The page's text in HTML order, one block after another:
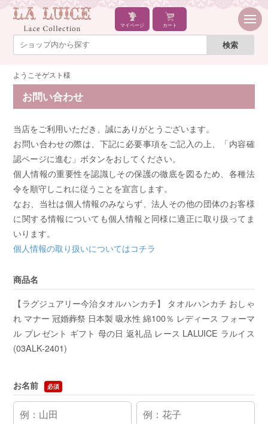
マイページ カート
ようこそゲスト様
お問い合わせ
当店をご利用いただき、誠にありがとうございます。
お問い合わせの際は、下記に必要事項をご記入の上、「内容確
認ページに進む」ボタンをおしてください。
個人情報の重要性を認識しその保護の徹底を図るため、各種法
令を順守しこれに従うことを宣言します。
なお、当社は個人情報のみならず、法人その他の団体のお客様
に関する情報についても個人情報と同様に適正に取り扱ってま
いります。
個人情報の取り扱いについてはコチラ
商品名
【ラグジュアリー今治タオルハンカチ】 タオルハンカチ おしゃ
れ マナー 冠婚葬祭 日本製 吸水性 綿100％ レディース フォーマ
ル プレゼント ギフト 母の日 返礼品 レース LALUICE ラルイス
(03ALK-2401)
お名前 必須